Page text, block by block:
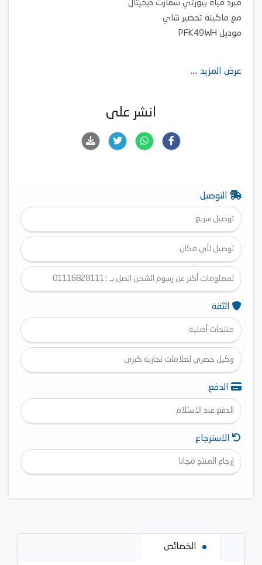
مبرد مياه بيورتي سمارت ديجيتال
مع ماكينة تحضير شاي
موديل PFK49WH
عرض المزيد ....
انشر على
التوصيل
توصيل سريع
توصيل لأي مكان
لمعلومات أكثر عن رسوم الشحن اتصل بـ : 01116828111
الثقة
منتجات أصلية
وكيل حصري لعلامات تجارية كبرى
الدفع
الدفع عند الاستلام
الاسترجاع
إرجاع المنتج مجانا
الخصائص